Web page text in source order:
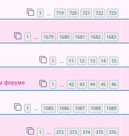
1 719 720 721 722 723
1 … 1679 1680 1681 1682 1683
1 … 11 12 13 14 15
форуме 1 42 43 44 45 46
1 … 1085 1086 1087 1088 1089
1 … 372 373 374 375 376